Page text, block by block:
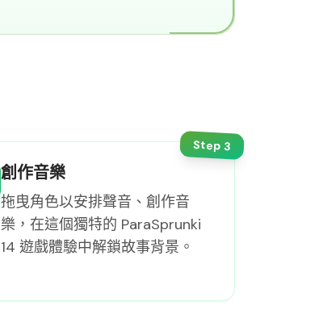
Step3
創作音樂
拖曳角色以安排聲音、創作音
樂，在這個獨特的 ParaSprunki
14 遊戲體驗中解鎖故事背景。